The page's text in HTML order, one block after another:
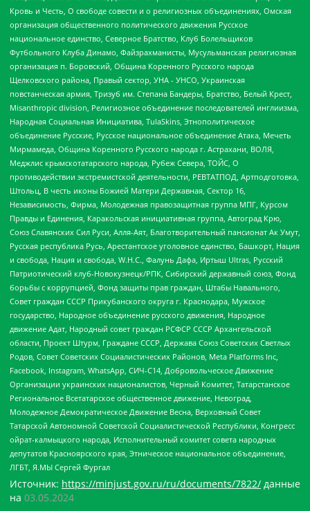
Кровь и Честь, О свободе совести и о религиозных объединениях, Омская
организация общественного политического движения Русское
национальное единство, Северное Братство, Клуб Болельщиков
Футбольного Клуба Динамо, Файзрахманисты, Мусульманская религиозная
организация п. Боровский, Община Коренного Русского народа
Щелковского района, Правый сектор, УНА - УНСО, Украинская
повстанческая армия, Тризуб им. Степана Бандеры, Братство, Белый Крест,
Misanthropic division, Религиозное объединение последователей инглиизма,
Народная Социальная Инициатива, TulaSkins, Этнополитическое
объединение Русские, Русское национальное объединение Атака, Мечеть
Мирмамеда, Община Коренного Русского народа г. Астрахани, ВОЛЯ,
Меджлис крымскотатарского народа, Рубеж Севера, ТОЙС, О
противодействии экстремистской деятельности, РЕВТАТПОД, Артподготовка,
Штольц, В честь иконы Божией Матери Державная, Сектор 16,
Независимость, Фирма, Молодежная правозащитная группа МПГ, Курсом
Правды и Единения, Каракольская инициативная группа, Автоград Крю,
Союз Славянских Сил Руси, Алля-Аят, Благотворительный пансионат Ак Умут,
Русская республика Русь, Арестантское уголовное единство, Башкорт, Нация
и свобода, Нация и свобода, W.H.С., Фалунь Дафа, Иртыш Ultras, Русский
Патриотический клуб-Новокузнецк/РПК, Сибирский державный союз, Фонд
борьбы с коррупцией, Фонд защиты прав граждан, Штабы Навального,
Совет граждан СССР Прикубанского округа г. Краснодара, Мужское
государство, Народное объединение русского движения, Народное
движение Адат, Народный совет граждан РСФСР СССР Архангельской
области, Проект Штурм, Граждане СССР, Держава Союз Советских Светлых
Родов, Совет Советских Социалистических Районов, Meta Platforms Inc,
Facebook, Instagram, WhatsApp, СИЧ-С14, Добровольческое Движение
Организации украинских националистов, Черный Комитет, Татарстанское
Региональное Всетатарское общественное движение, Невоград,
Молодежное Демократическое Движение Весна, Верховный Совет
Татарской Автономной Советской Социалистической Республики, Конгресс
ойрат-калмыцкого народа, Исполнительный комитет совета народных
депутатов Красноярского края, Этническое национальное объединение,
ЛГБТ, Я.МЫ Сергей Фургал
Источник: https://minjust.gov.ru/ru/documents/7822/ данные
на 03.05.2024